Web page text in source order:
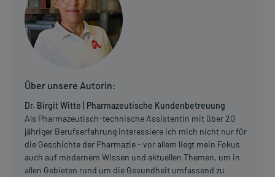
Über unsere Autorin:
Dr. Birgit Witte | Pharmazeutische Kundenbetreuung
Als Pharmazeutisch-technische Assistentin mit über 20
jähriger Berufserfahrung interessiere ich mich nicht nur für
die Geschichte der Pharmazie - vor allem liegt mein Fokus
auch auf modernem Wissen und aktuellen Themen, um in
allen Gebieten rund um die Gesundheit umfassend zu